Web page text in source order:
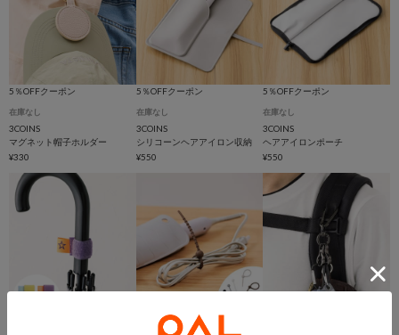
5％OFFクーポン
在庫なし
3COINS
マグネット帽子ホルダー
¥330
5％OFFクーポン
在庫なし
3COINS
シリコーンヘアアイロン収納
¥550
5％OFFクーポン
在庫なし
3COINS
ヘアアイロンポーチ
¥550
5％OFFクーポン